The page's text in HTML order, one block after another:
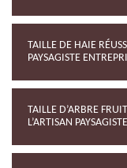
TAILLE DE HAIE
PAYSAGISTE
TAILLE D’ARBRE
L’ARTISAN